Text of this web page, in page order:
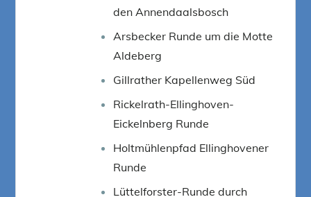
den Annendaalsbosch
Arsbecker Runde um die Motte
Aldeberg
Gillrather Kapellenweg Süd
Rickelrath-Ellinghoven-
Eickelnberg Runde
Holtmühlenpfad Ellinghovener
Runde
Lüttelforster-Runde durch